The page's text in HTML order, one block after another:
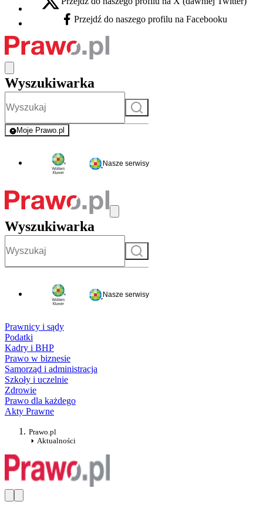
X - otwiera się w nowej karcie
Facebook - otwiera się w nowej karcie
Przejdź do naszego profilu na Facebooku
Wyszukiwarka
Szukaj
Moje Prawo.pl
- rejestracja i logowanie do serwisu
Nasze serwisy
Wyszukiwarka
Szukaj
Nasze serwisy
Prawnicy i sądy
Podatki
Kadry i BHP
Prawo w biznesie
Samorząd i administracja
Szkoły i uczelnie
Zdrowie
Prawo dla każdego
Akty Prawne
Prawo.pl
Aktualności